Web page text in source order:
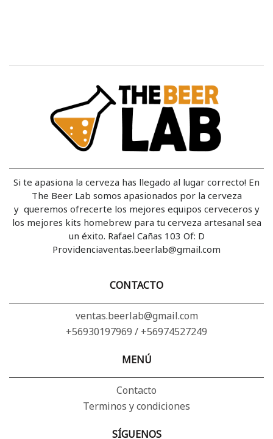
Si te apasiona la cerveza has llegado al lugar correcto! En
The Beer Lab somos apasionados por la cerveza
y queremos ofrecerte los mejores equipos cerveceros y
los mejores kits homebrew para tu cerveza artesanal sea
un éxito. Rafael Cañas 103 Of: D
Providenciaventas.beerlab@gmail.com
CONTACTO
ventas.beerlab@gmail.com
+56930197969 / +56974527249
MENÚ
Contacto
Terminos y condiciones
SÍGUENOS